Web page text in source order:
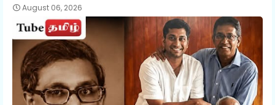
August 06, 2026